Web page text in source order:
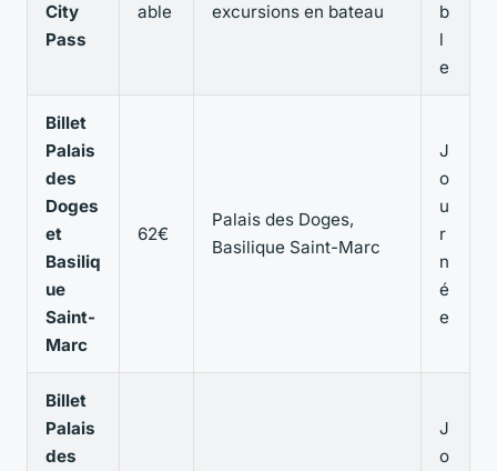
City
Pass
able excursions en bateau
b
l
e
Billet
Palais
des
Doges
et
Basiliq
ue
Saint-
Marc
62€
Palais des Doges,
Basilique Saint-Marc
J
o
u
r
n
é
e
Billet
Palais
des
J
o